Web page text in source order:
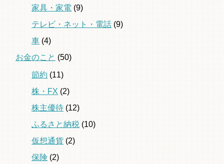
家具・家電 (9)
テレビ・ネット・電話 (9)
車 (4)
お金のこと (50)
節約 (11)
株・FX (2)
株主優待 (12)
ふるさと納税 (10)
仮想通貨 (2)
保険 (2)